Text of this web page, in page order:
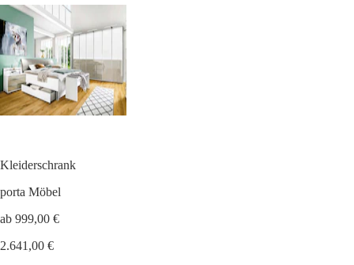
Kleiderschrank
porta Möbel
ab 999,00 €
2.641,00 €